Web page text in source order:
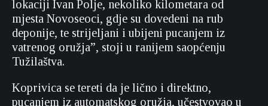
lokaciji Ivan Polje, nekoliko kilometara od
mjesta Novoseoci, gdje su dovedeni na rub
deponije, te strijeljani i ubijeni pucanjem iz
vatrenog oružja”, stoji u ranijem saopćenju
Tužilaštva.
Koprivica se tereti da je lično i direktno,
pucanjem iz automatskog oružja, učestvovao u